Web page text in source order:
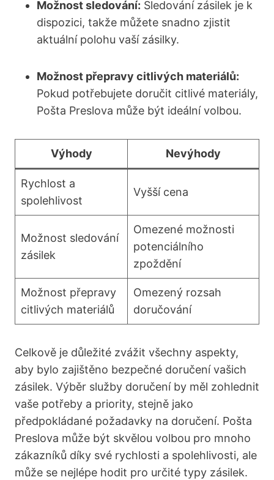
Možnost sledování: Sledování zásilek je k
dispozici, takže můžete snadno zjistit
aktuální polohu vaší zásilky.
Možnost přepravy citlivých materiálů:
Pokud potřebujete doručit citlivé materiály,
Pošta Preslova může být ideální volbou.
Výhody Nevýhody
Rychlost a
spolehlivost
Vyšší cena
Možnost sledování
zásilek
Omezené možnosti
potenciálního
zpoždění
Možnost přepravy
citlivých materiálů
Omezený rozsah
doručování
Celkově je důležité zvážit všechny aspekty,
aby bylo zajištěno bezpečné doručení vašich
zásilek. Výběr služby doručení by měl zohlednit
vaše potřeby a priority, stejně jako
předpokládané požadavky na doručení. Pošta
Preslova může být skvělou volbou pro mnoho
zákazníků díky své rychlosti a spolehlivosti, ale
může se nejlépe hodit pro určité typy zásilek.